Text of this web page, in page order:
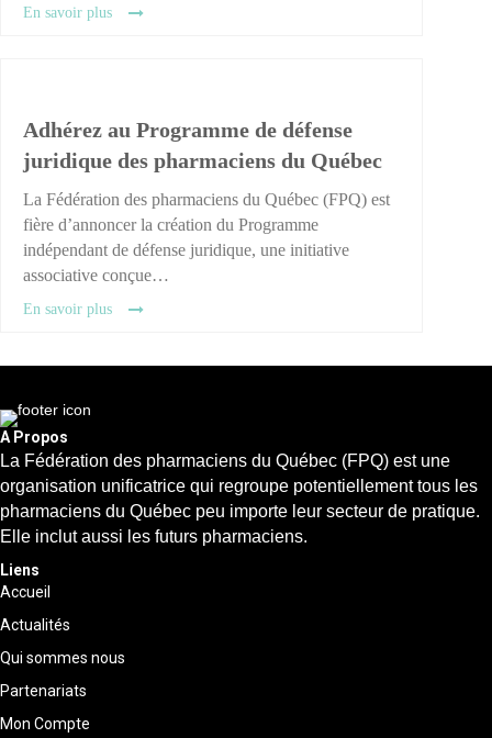
En savoir plus
Adhérez au Programme de défense
juridique des pharmaciens du Québec
La Fédération des pharmaciens du Québec (FPQ) est
fière d’annoncer la création du Programme
indépendant de défense juridique, une initiative
associative conçue…
En savoir plus
A Propos
La Fédération des pharmaciens du Québec (FPQ) est une
organisation unificatrice qui regroupe potentiellement tous les
pharmaciens du Québec peu importe leur secteur de pratique.
Elle inclut aussi les futurs pharmaciens.
Liens
Accueil
Actualités
Qui sommes nous
Partenariats
Mon Compte